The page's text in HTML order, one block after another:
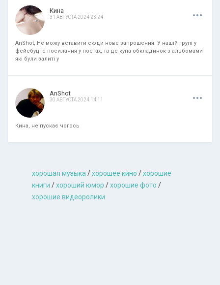
Кина
31 АВГУСТА 2024 23:24 ...
AnShot, Не можу вставити сюди нове запрошення. У нашій групі у
фейсбуці є посилання у постах, та де купа обкладинок з альбомами
які були залиті у
AnShot
30 АВГУСТА 2024 14:11 ...
Кина, не пускає чогось
хорошая музыкa /хорошее кино /хорошие
книги /хороший юмор /хорошие фото /
хорошие видеоролики